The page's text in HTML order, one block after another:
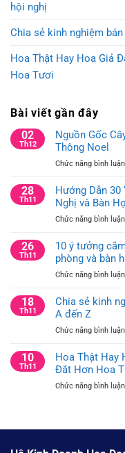
hội nghị
Chia sẻ kinh nghiệm
Hoa Thật Hay Hoa Giả
Hoa Tươi
Bài viết gần đây
02
Th12
Nguồn Gốc
Thông Noel
Chức năng bình
28
Th11
Hướng Dẫn 30
Nghị và Bàn
Chức năng bình
26
Th11
10 ý tưởng
phòng và bàn
Chức năng bình
18
Th11
Chia sẻ kinh
A đến Z
Chức năng bình
10
Th11
Hoa Thật Hay
Đắt Hơn Hoa
Chức năng bình